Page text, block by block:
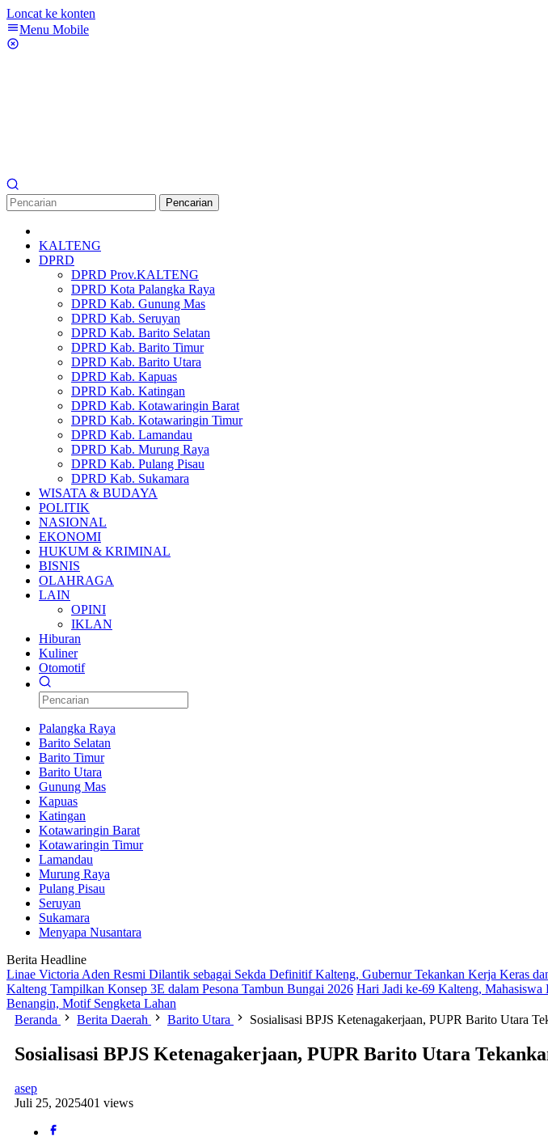
Loncat ke konten
Menu Mobile
Pencarian
KALTENG
DPRD
DPRD Prov.KALTENG
DPRD Kota Palangka Raya
DPRD Kab. Gunung Mas
DPRD Kab. Seruyan
DPRD Kab. Barito Selatan
DPRD Kab. Barito Timur
DPRD Kab. Barito Utara
DPRD Kab. Kapuas
DPRD Kab. Katingan
DPRD Kab. Kotawaringin Barat
DPRD Kab. Kotawaringin Timur
DPRD Kab. Lamandau
DPRD Kab. Murung Raya
DPRD Kab. Pulang Pisau
DPRD Kab. Sukamara
WISATA & BUDAYA
POLITIK
NASIONAL
EKONOMI
HUKUM & KRIMINAL
BISNIS
OLAHRAGA
LAIN
OPINI
IKLAN
Hiburan
Kuliner
Otomotif
Palangka Raya
Barito Selatan
Barito Timur
Barito Utara
Gunung Mas
Kapuas
Katingan
Kotawaringin Barat
Kotawaringin Timur
Lamandau
Murung Raya
Pulang Pisau
Seruyan
Sukamara
Menyapa Nusantara
Berita Headline
Linae Victoria Aden Resmi Dilantik sebagai Sekda Definitif Kalteng, Gubernur Tekankan Kerja Keras
Kalteng Tampilkan Konsep 3E dalam Pesona Tambun Bungai 2026 Hari Jadi ke-69 Kalteng,
Benangin, Motif Sengketa Lahan
Beranda
Berita Daerah Barito Utara Sosialisasi BPJS Ketenagakerjaan, PUPR Barito Utara
Sosialisasi BPJS Ketenagakerjaan, PUPR Barito Utara
asep
Juli 25, 2025401 views